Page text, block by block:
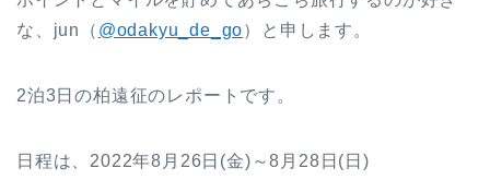
な、jun（ @odakyu_de_go）と申します。
2泊3日の柏遠征のレポートです。
日程は、2022年8月26日(金)～8月28日(日)